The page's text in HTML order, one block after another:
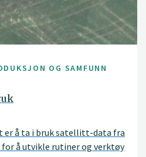
OG SAMFUNN
er å ta i bruk satellitt-data fra
å utvikle rutiner og verktøy